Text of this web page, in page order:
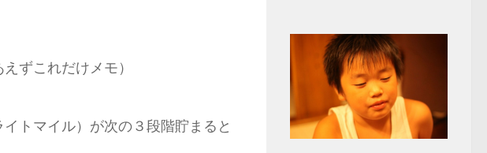
ずこれだけメモ）
トマイル）が次の３段階貯まると